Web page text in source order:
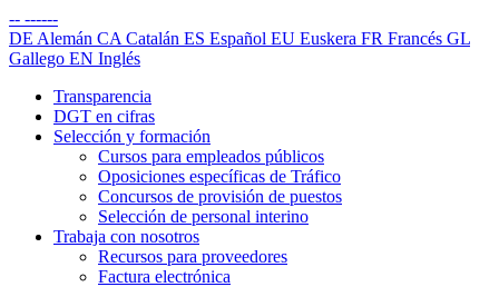
-- ------
DE Alemán CA Catalán ES Español EU Euskera FR Francés GL
Gallego EN Inglés
Transparencia
DGT en cifras
Selección y formación
Cursos para empleados públicos
Oposiciones específicas de Tráfico
Concursos de provisión de puestos
Selección de personal interino
Trabaja con nosotros
Recursos para proveedores
Factura electrónica